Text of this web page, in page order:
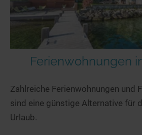
Ferienwohnungen
Zahlreiche Ferienwohnungen und
sind eine günstige Alternative für
Urlaub.